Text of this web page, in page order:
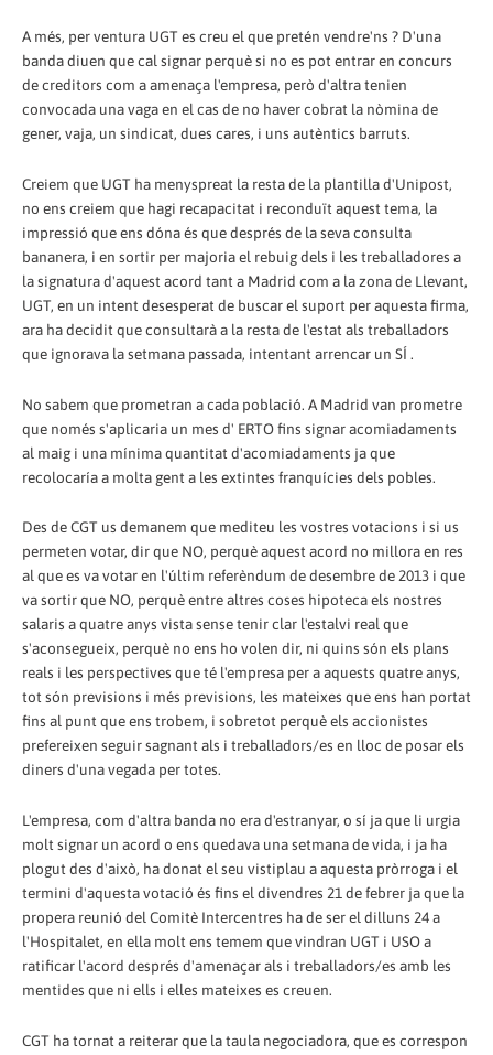
A més, per ventura UGT es creu el que pretén vendre'ns ? D'una
banda diuen que cal signar perquè si no es pot entrar en concurs
de creditors com a amenaça l'empresa, però d'altra tenien
convocada una vaga en el cas de no haver cobrat la nòmina de
gener, vaja, un sindicat, dues cares, i uns autèntics barruts.
Creiem que UGT ha menyspreat la resta de la plantilla d'Unipost,
no ens creiem que hagi recapacitat i reconduït aquest tema, la
impressió que ens dóna és que després de la seva consulta
bananera, i en sortir per majoria el rebuig dels i les treballadores a
la signatura d'aquest acord tant a Madrid com a la zona de Llevant,
UGT, en un intent desesperat de buscar el suport per aquesta firma,
ara ha decidit que consultarà a la resta de l'estat als treballadors
que ignorava la setmana passada, intentant arrencar un SÍ .
No sabem que prometran a cada població. A Madrid van prometre
que només s'aplicaria un mes d' ERTO fins signar acomiadaments
al maig i una mínima quantitat d'acomiadaments ja que
recolocaría a molta gent a les extintes franquícies dels pobles.
Des de CGT us demanem que mediteu les vostres votacions i si us
permeten votar, dir que NO, perquè aquest acord no millora en res
al que es va votar en l'últim referèndum de desembre de 2013 i que
va sortir que NO, perquè entre altres coses hipoteca els nostres
salaris a quatre anys vista sense tenir clar l'estalvi real que
s'aconsegueix, perquè no ens ho volen dir, ni quins són els plans
reals i les perspectives que té l'empresa per a aquests quatre anys,
tot són previsions i més previsions, les mateixes que ens han portat
fins al punt que ens trobem, i sobretot perquè els accionistes
prefereixen seguir sagnant als i treballadors/es en lloc de posar els
diners d'una vegada per totes.
L'empresa, com d'altra banda no era d'estranyar, o sí ja que li urgia
molt signar un acord o ens quedava una setmana de vida, i ja ha
plogut des d'això, ha donat el seu vistiplau a aquesta pròrroga i el
termini d'aquesta votació és fins el divendres 21 de febrer ja que la
propera reunió del Comitè Intercentres ha de ser el dilluns 24 a
l'Hospitalet, en ella molt ens temem que vindran UGT i USO a
ratificar l'acord després d'amenaçar als i treballadors/es amb les
mentides que ni ells i elles mateixes es creuen.
CGT ha tornat a reiterar que la taula negociadora, que es correspon